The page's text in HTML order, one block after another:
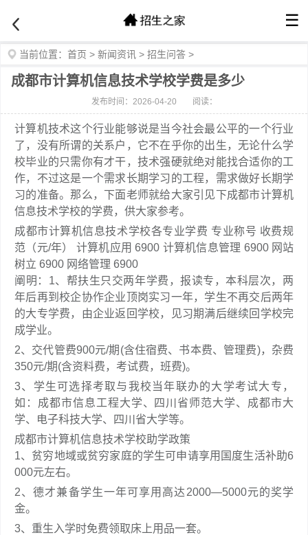
☰
当前位置： 首页 > 新闻资讯 > 招生问答 >
成都市计算机信息技术学校学费是多少
发布时间：2026-04-20 阅读：
计算机技术这个行业能够说是当今社会最公平的一个行业
了，没有所谓的关系户，它不在乎你的出生，无论什么学
校毕业的只需你有才干，技术强硬就绝对能找合适你的工
作，不过这是一个需求长期学习的工程，需求做好长期学
习的准备。那么，下面老师就给大家引见下成都市计算机
信息技术学校的学费，供大家参考。
成都市计算机信息技术学校各专业学费 专业称号 收费规
范（元/年） 计算机应用 6900 计算机信息管理 6900 网站
树立 6900 网络管理 6900
阐明：1、帮扶生只交两年学费，报读专，本科层次，两
年后再到校企协作企业顶岗实习一年，学生不再交后两年
的大专学费，由企业返回学校，见习期满后继续回学校完
成学业。
2、交代管费900元/期(含住宿费、书本费、管理费)，杂费
350元/期(含资料费，考试费，班费)。
3、学生可选择考取与我校当年联办的大学考试大专，
如：成都市信息工程大学、四川省师范大学、成都市大
学、电子科技大学、四川省大学等。
成都市计算机信息技术学校助学政策
1、贫穷地域或贫穷家庭的学生可申请享用国度生活补助6
000元左右。
2、德才兼备学生一年可享用高达2000—5000元的奖学
金。
3、重生入学时免费领取床上用品一套。